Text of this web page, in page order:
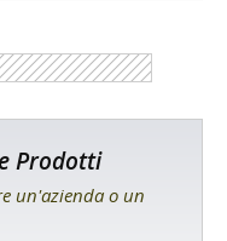
Prodotti
un'azienda o un